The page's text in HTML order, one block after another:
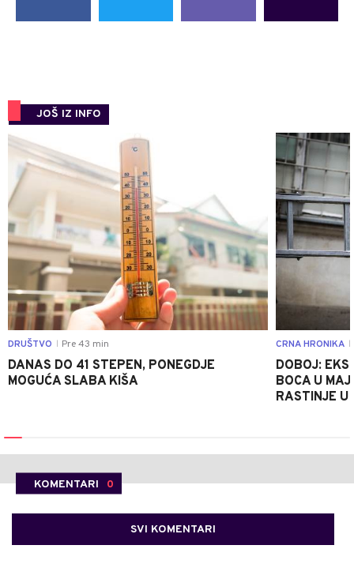
JOŠ IZ INFO
DRUŠTVO Pre 43 min
DANAS DO 41 STEPEN, PONEGDJE
MOGUĆA SLABA KIŠA
CRNA HRONIKA
DOBOJ:
BOCA U
RASTINJE U
KOMENTARI 0
SVI KOMENTARI